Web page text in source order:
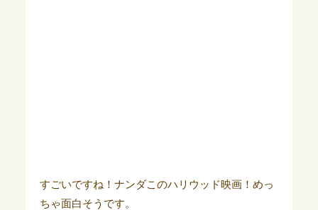
すごいですね！ナンダこのハリウッド映画！めっ
ちゃ面白そうです。